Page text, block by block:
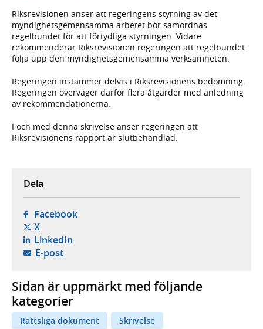
Riksrevisionen anser att regeringens styrning av det
myndighetsgemensamma arbetet bör samordnas
regelbundet för att förtydliga styrningen. Vidare
rekommenderar Riksrevisionen regeringen att regelbundet
följa upp den myndighetsgemensamma verksamheten.
Regeringen instämmer delvis i Riksrevisionens bedömning.
Regeringen överväger därför flera åtgärder med anledning
av rekommendationerna.
I och med denna skrivelse anser regeringen att
Riksrevisionens rapport är slutbehandlad.
Dela
Facebook- öppnas i ny flik, extern webbplats,
X- öppnas i ny flik, extern webbplats,
LinkedIn- öppnas i ny flik, extern webbplats,
E-post- öppnar din e-postklient,
Sidan är uppmärkt med följande
kategorier
Rättsliga dokument
Skrivelse